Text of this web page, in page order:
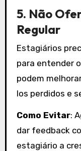
5. Não
Regular
Estagiários
para entender
podem
los perdidos e
Como Evitar:
dar feedback
estagiário a